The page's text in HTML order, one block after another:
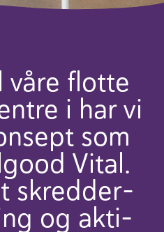
flotte
i har vi
som
Vital.
skred­der­
og akti­